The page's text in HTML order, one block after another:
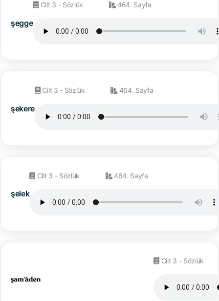
şegge
Cilt 3 - Sözlük 464. Sayfa
şekere
Cilt 3 - Sözlük 464. Sayfa
şelek
Cilt 3 - Sözlük 464. Sayfa
Cilt 3 - Sözlük